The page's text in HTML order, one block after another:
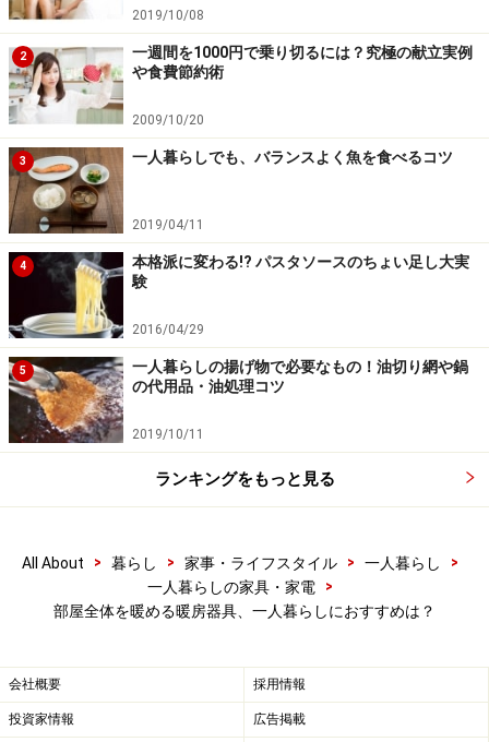
かは異なります。
そこで今回は、部屋全体を暖める暖房器具についてピッ
クアップします。主暖房として使うもので、ワンルーム
等の一人暮らし向けの部屋であれば、いずれかひとつあ
れば、足りることが多いです。ただし、部屋の広さや造
り、地域や個人差によっては、スポット的な暖房器具を
併用すると、より効果的に。多種多様な暖房器具が発売
されていますが、その中でも一人暮らしが使いやすい主
なものを紹介します。一人暮らしに合わせたメリット・
デメリットもご紹介しますので、自分の生活スタイルと
照らし合わせながら選んでみてくださいね。
部屋全体を温める暖房器具：エアコン
Amazon
アイリスオーヤマ エアコン 6畳用
■価格：4万円程度～（6畳用）
○夏は冷房として使える
一人暮らしの部屋は狭いため、少しでもモノが減らした
いものです。他の暖房器具と違って、冷房としても使え
2019/10/08
2
一週間を1000円で乗り切るには？究極の献立実例
や食費節約術
2009/10/20
3 一人暮らしでも、バランスよく魚を食べるコツ
2019/04/11
4
本格派に変わる!? パスタソースのちょい足し大実
験
2016/04/29
5
一人暮らしの揚げ物で必要なもの！油切り網や鍋
の代用品・油処理コツ
2019/10/11
ランキングをもっと見る
All About > 暮らし > 家事・ライフスタイル > 一人暮らし
>
一人暮らしの家具・家電
>
部屋全体を暖める暖房器具、一人暮らしにおすすめは？
会社概要 採用情報
投資家情報 広告掲載